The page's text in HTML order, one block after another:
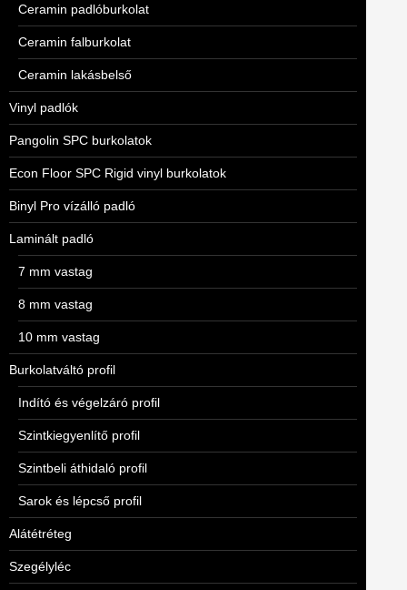
Ceramin padlóburkolat
Ceramin falburkolat
Ceramin lakásbelső
Vinyl padlók
Pangolin SPC burkolatok
Econ Floor SPC Rigid vinyl burkolatok
Binyl Pro vízálló padló
Laminált padló
7 mm vastag
8 mm vastag
10 mm vastag
Burkolatváltó profil
Indító és végelzáró profil
Szintkiegyenlítő profil
Szintbeli áthidaló profil
Sarok és lépcső profil
Alátétréteg
Szegélyléc